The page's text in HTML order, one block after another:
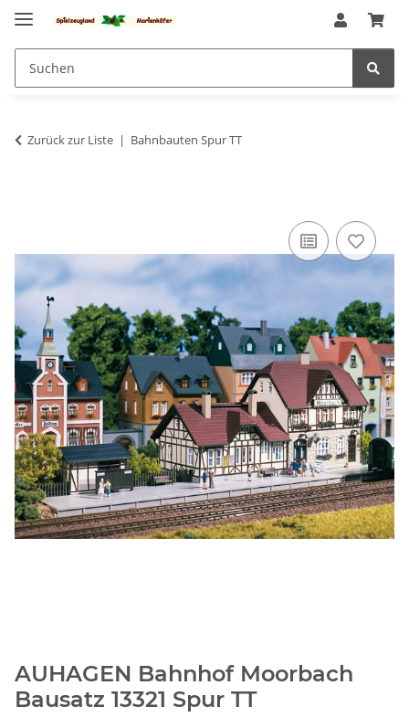
Zurück zur Liste Bahnbauten Spur TT
AUHAGEN Bahnhof Moorbach
Bausatz 13321 Spur TT